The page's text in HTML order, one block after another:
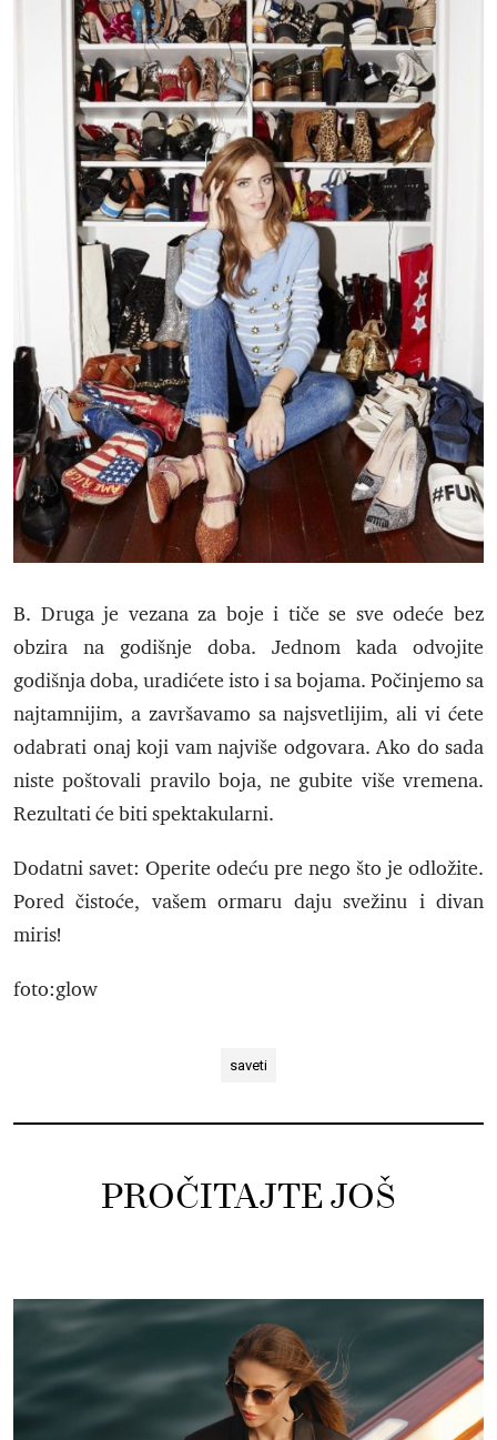
B. Druga je vezana za boje i tiče se sve odeće bez
obzira na godišnje doba. Jednom kada odvojite
godišnja doba, uradićete isto i sa bojama. Počinjemo sa
najtamnijim, a završavamo sa najsvetlijim, ali vi ćete
odabrati onaj koji vam najviše odgovara. Ako do sada
niste poštovali pravilo boja, ne gubite više vremena.
Rezultati će biti spektakularni.
Dodatni savet: Operite odeću pre nego što je odložite.
Pored čistoće, vašem ormaru daju svežinu i divan
miris!
foto:glow
saveti
PROČITAJTE JOŠ